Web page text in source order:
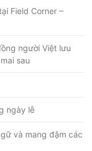
Field Corner –
người Việt lưu
sau
ngày lễ
và mang đậm các